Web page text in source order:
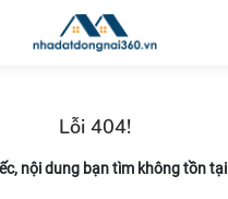
Lỗi 404!
nội dung bạn tìm không tồn tại